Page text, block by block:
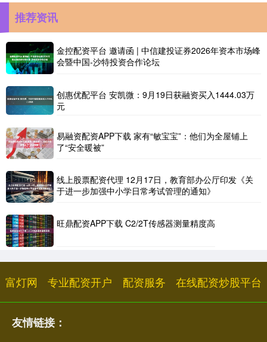
推荐资讯
金控配资平台 邀请函 | 中信建投证券2026年资本市场峰
会暨中国-沙特投资合作论坛
创惠优配平台 安凯微：9月19日获融资买入1444.03万
元
易融资配资APP下载 家有“敏宝宝”：他们为全屋铺上
了“安全暖被”
线上股票配资代理 12月17日，教育部办公厅印发《关
于进一步加强中小学日常考试管理的通知》
旺鼎配资APP下载 C2/2T传感器测量精度高
富灯网 专业配资开户 配资服务 在线配资炒股平台
友情链接：